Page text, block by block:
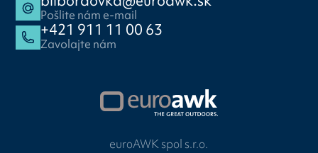
Pošlite nám e-mail
+421 911 11 00 63
Zavolajte nám
euroAWK spol s.r.o.